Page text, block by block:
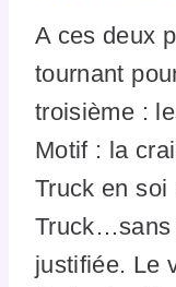
A ces deux
tournant
troisième :
Motif : la
Truck en soi
Truck…sans
justifiée. Le